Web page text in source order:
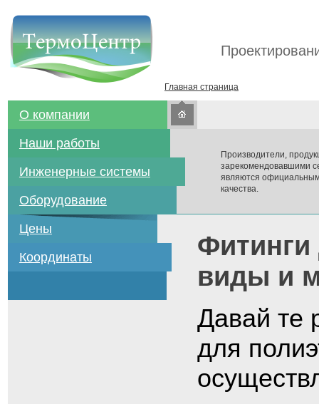
Главная страница
О компании
Наши работы
Инженерные системы
Оборудование
Цены
Координаты
Производители,
зарекомендовавшими
являются
качества.
Фитинги
виды и
Давай те
для